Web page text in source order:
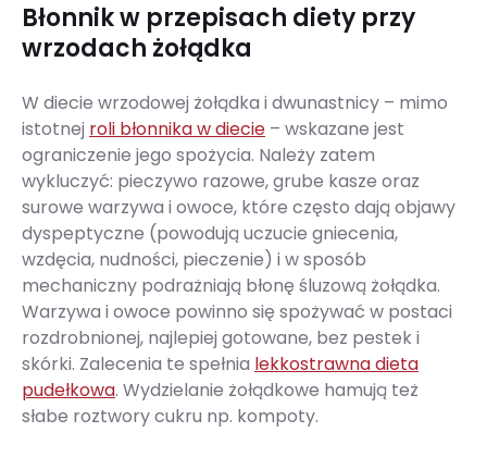
Błonnik w przepisach diety przy
wrzodach żołądka
W diecie wrzodowej żołądka i dwunastnicy – mimo
istotnej roli błonnika w diecie – wskazane jest
ograniczenie jego spożycia. Należy zatem
wykluczyć: pieczywo razowe, grube kasze oraz
surowe warzywa i owoce, które często dają objawy
dyspeptyczne (powodują uczucie gniecenia,
wzdęcia, nudności, pieczenie) i w sposób
mechaniczny podrażniają błonę śluzową żołądka.
Warzywa i owoce powinno się spożywać w postaci
rozdrobnionej, najlepiej gotowane, bez pestek i
skórki. Zalecenia te spełnia lekkostrawna dieta
pudełkowa. Wydzielanie żołądkowe hamują też
słabe roztwory cukru np. kompoty.